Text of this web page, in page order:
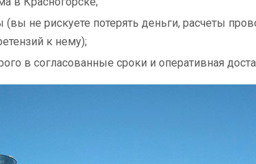
(вы не рискуете потерять деньги, расчеты
к нему);
в согласованные сроки и оперативная